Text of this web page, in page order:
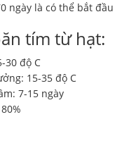
ngày là có thể bắt
tím từ hạt:
30 độ C
15-35 độ C
7-15 ngày